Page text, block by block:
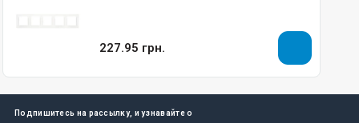
227.95 грн.
Подпишитесь на рассылку, и узнавайте о